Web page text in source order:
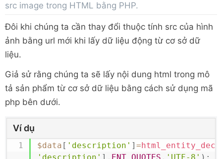
src image trong HTML bằng PHP.
Đôi khi chúng ta cần thay đổi thuộc tính src của hình
ảnh bằng url mới khi lấy dữ liệu động từ cơ sở dữ
liệu.
Giả sử rằng chúng ta sẽ lấy nội dung html trong mô
tả sản phẩm từ cơ sở dữ liệu bằng cách sử dụng mã
php bên dưới.
Ví dụ
$data [ 'description' ] =